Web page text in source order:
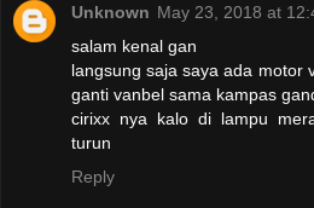
Unknown May 23, 2018 at
salam kenal gan
langsung saja saya ada motor
ganti vanbel sama kampas
cirixx nya kalo di lampu
turun
Reply